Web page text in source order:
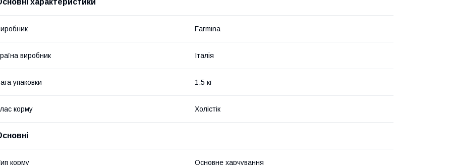
характеристики
Farmina
виробник Італія
упаковки 1.5 кг
корму Холістік
корму Основне харчування